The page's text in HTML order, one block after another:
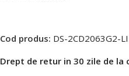
Cod produs: DS-2CD2063G2-
Drept de retur in 30 zile de la